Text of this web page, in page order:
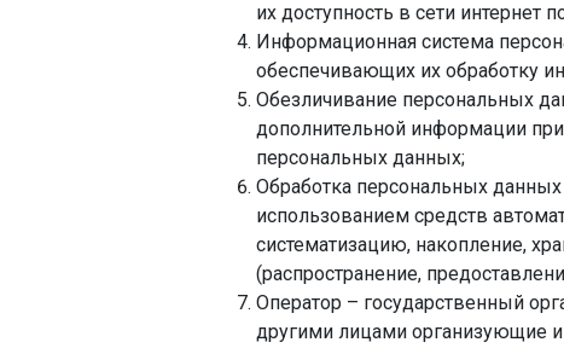
их доступность в сети интернет
Информационная система
обеспечивающих их обработку
Обезличивание персональных
дополнительной информации
персональных данных;
Обработка персональных
использованием средств
систематизацию, накопление,
(распространение,
Оператор – государственный
другими лицами организующие